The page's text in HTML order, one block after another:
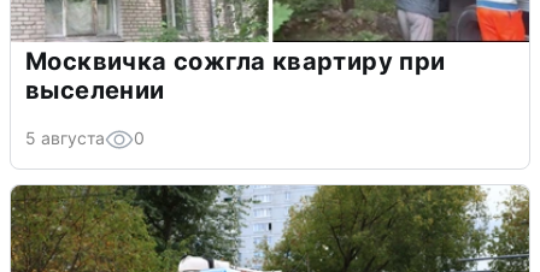
Москвичка сожгла квартиру при
выселении
5 августа 0